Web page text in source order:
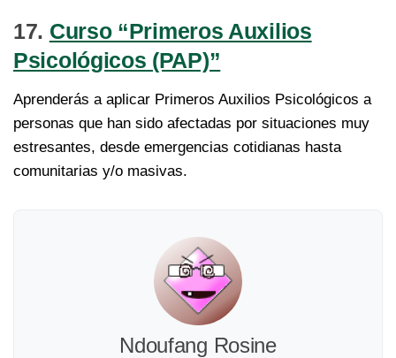
17. Curso “Primeros Auxilios
Psicológicos (PAP)”
Aprenderás a aplicar Primeros Auxilios Psicológicos a
personas que han sido afectadas por situaciones muy
estresantes, desde emergencias cotidianas hasta
comunitarias y/o masivas.
Ndoufang Rosine